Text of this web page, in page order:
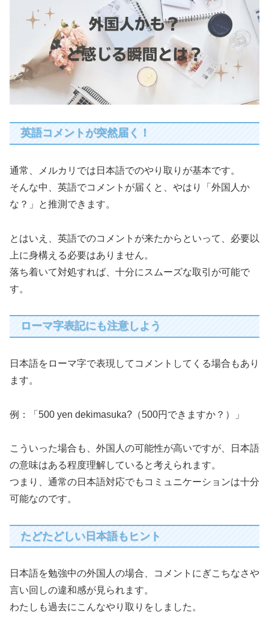
英語コメントが突然届く！
通常、メルカリでは日本語でのやり取りが基本です。
そんな中、英語でコメントが届くと、やはり「外国人か
な？」と推測できます。
とはいえ、英語でのコメントが来たからといって、必要以
上に身構える必要はありません。
落ち着いて対処すれば、十分にスムーズな取引が可能で
す。
ローマ字表記にも注意しよう
日本語をローマ字で表現してコメントしてくる場合もあり
ます。
例：「500 yen dekimasuka?（500円できますか？）」
こういった場合も、外国人の可能性が高いですが、日本語
の意味はある程度理解していると考えられます。
つまり、通常の日本語対応でもコミュニケーションは十分
可能なのです。
たどたどしい日本語もヒント
日本語を勉強中の外国人の場合、コメントにぎこちなさや
言い回しの違和感が見られます。
わたしも過去にこんなやり取りをしました。